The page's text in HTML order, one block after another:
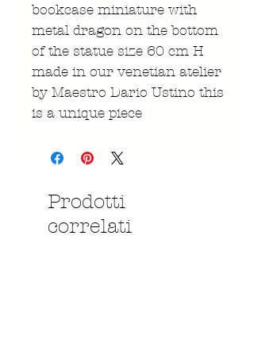
bookcase miniature with
metal dragon on the bottom
of the statue size 60 cm H
made in our venetian atelier
by Maestro Dario Ustino this
is a unique piece
Prodotti
correlati